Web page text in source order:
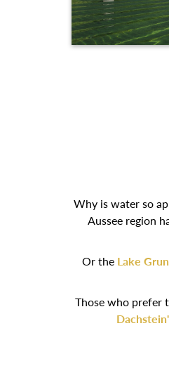
Why is water so
Aussee region
Or the Lake
Those who prefer